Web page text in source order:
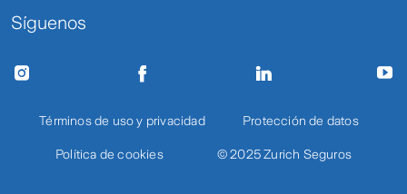
Síguenos
Términos de uso y privacidad Protección de datos
Política de cookies © 2025 Zurich Seguros